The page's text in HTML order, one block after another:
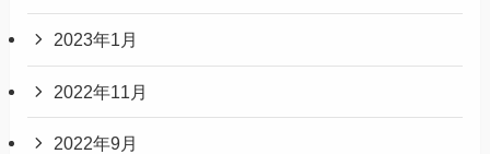
2023年1月
2022年11月
2022年9月